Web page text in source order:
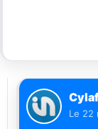
Cylaf
Le 22